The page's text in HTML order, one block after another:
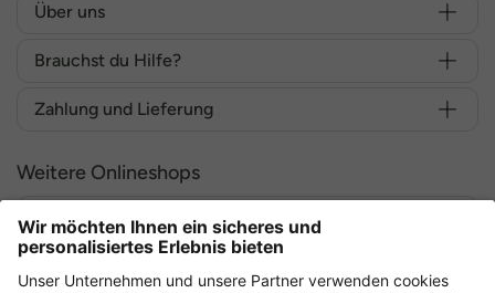
Über uns
Brauchst du Hilfe?
Zahlung und Lieferung
Weitere Onlineshops
Deutschland